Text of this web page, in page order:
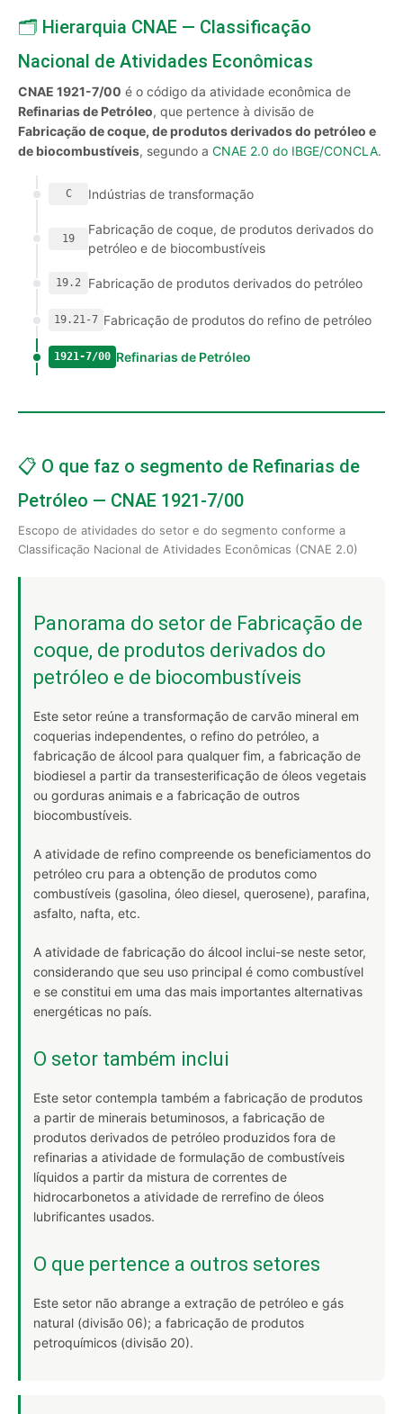
🗂️ Hierarquia CNAE — Classificação
Nacional de Atividades Econômicas
CNAE 1921-7/00 é o código da atividade econômica de
Refinarias de Petróleo, que pertence à divisão de
Fabricação de coque, de produtos derivados do petróleo e
de biocombustíveis, segundo a CNAE 2.0 do IBGE/CONCLA.
C Indústrias de transformação
19
Fabricação de coque, de produtos derivados do
petróleo e de biocombustíveis
19.2 Fabricação de produtos derivados do petróleo
19.21-7 Fabricação de produtos do refino de petróleo
1921-7/00 Refinarias de Petróleo
📋 O que faz o segmento de Refinarias de
Petróleo — CNAE 1921-7/00
Escopo de atividades do setor e do segmento conforme a
Classificação Nacional de Atividades Econômicas (CNAE 2.0)
Panorama do setor de Fabricação de
coque, de produtos derivados do
petróleo e de biocombustíveis
Este setor reúne a transformação de carvão mineral em
coquerias independentes, o refino do petróleo, a
fabricação de álcool para qualquer fim, a fabricação de
biodiesel a partir da transesterificação de óleos vegetais
ou gorduras animais e a fabricação de outros
biocombustíveis.
A atividade de refino compreende os beneficiamentos do
petróleo cru para a obtenção de produtos como
combustíveis (gasolina, óleo diesel, querosene), parafina,
asfalto, nafta, etc.
A atividade de fabricação do álcool inclui-se neste setor,
considerando que seu uso principal é como combustível
e se constitui em uma das mais importantes alternativas
energéticas no país.
O setor também inclui
Este setor contempla também a fabricação de produtos
a partir de minerais betuminosos, a fabricação de
produtos derivados de petróleo produzidos fora de
refinarias a atividade de formulação de combustíveis
líquidos a partir da mistura de correntes de
hidrocarbonetos a atividade de rerrefino de óleos
lubrificantes usados.
O que pertence a outros setores
Este setor não abrange a extração de petróleo e gás
natural (divisão 06); a fabricação de produtos
petroquímicos (divisão 20).